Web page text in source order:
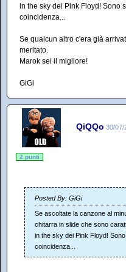
in the sky dei Pink Floyd! Sono
coincidenza...
Se qualcun altro c'era già
meritato.
Marok sei il migliore!
GiGi
QiQQo 30/07/
2 punti
Posted By: GiGi
Se ascoltate la canzone al
chitarra in slide che sono
in the sky dei Pink Floyd!
coincidenza...